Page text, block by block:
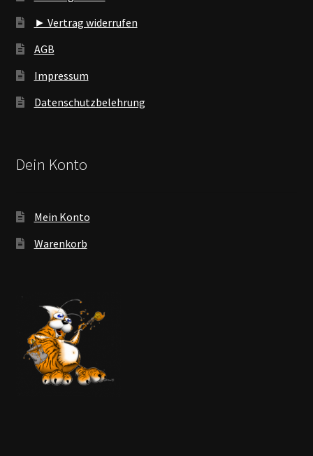
► Vertrag widerrufen
AGB
Impressum
Datenschutzbelehrung
Dein Konto
Mein Konto
Warenkorb